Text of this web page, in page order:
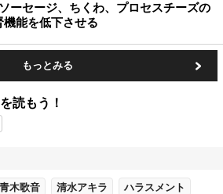
ーセージ、ちくわ、プロセスチーズの
能を低下させる
もっとみる
読もう！
青木歌音 清水アキラ ハラスメント